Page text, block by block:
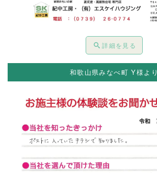
詳細を見る
和歌山県みなべ町 Y様より